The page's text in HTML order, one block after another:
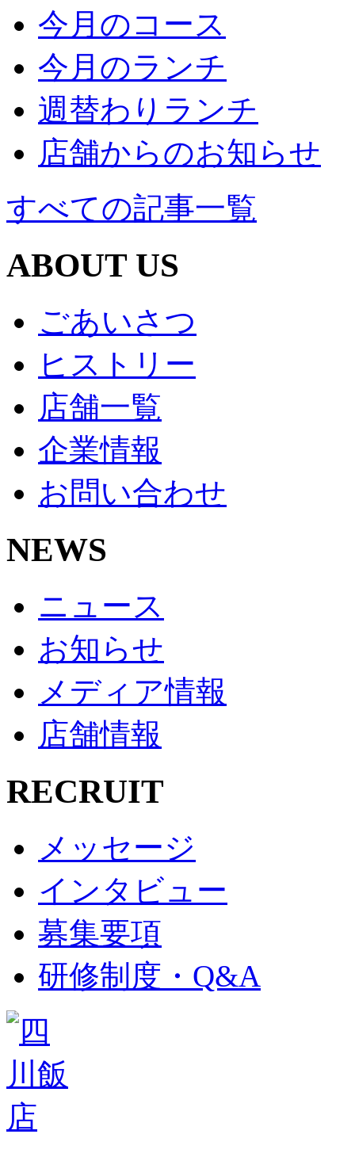
今月のコース
今月のランチ
週替わりランチ
店舗からのお知らせ
すべての記事一覧
ABOUT US
ごあいさつ
ヒストリー
店舗一覧
企業情報
お問い合わせ
NEWS
ニュース
お知らせ
メディア情報
店舗情報
RECRUIT
メッセージ
インタビュー
募集要項
研修制度・Q&A